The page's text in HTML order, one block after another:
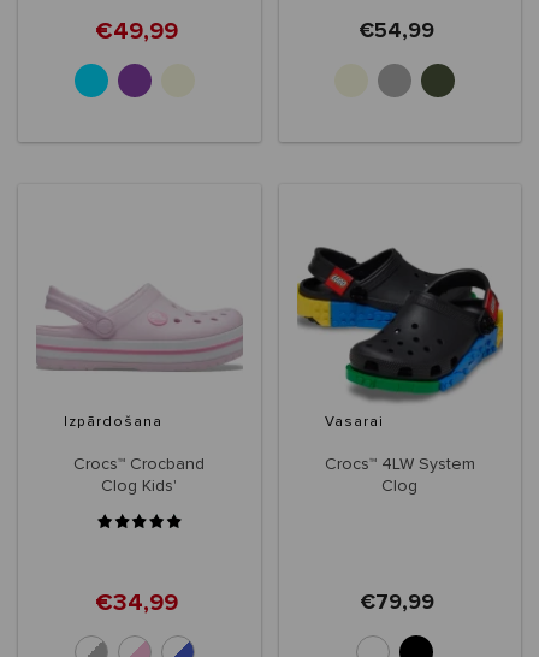
€49,99 €54,99
Izpārdošana
Crocs™ Crocband
Clog Kids'
€34,99
Vasarai
Crocs™ 4LW System
Clog
€79,99